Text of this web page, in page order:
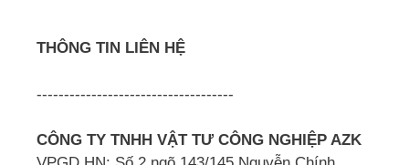
THÔNG TIN LIÊN HỆ
------------------------------------
CÔNG TY TNHH VẬT TƯ CÔNG NGHIỆP AZK